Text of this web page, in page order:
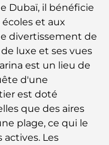
quartier le plus
unis : un guide
de classe
Dubaï, il bénéficie
et aux
divertissement de
luxe et ses vues
est un lieu de
d'une
est doté
que des aires
plage, ce qui le
Les